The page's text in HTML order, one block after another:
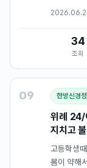
34
조회
09 한방신경
위례 24/
지치고
고등학생
몸이 약해